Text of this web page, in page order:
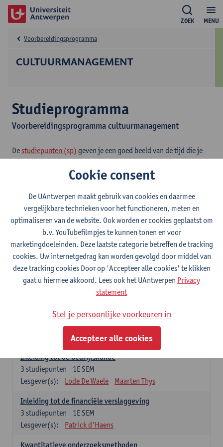
MENU
ZOEK
CULTUURMANAGEMENT
Voorbereidingsprogramma
Studieprogramma
Voorbereidingsprogramma cultuurmanagement
De studiepunten (sp) geven je een goed beeld van de tijd die je
studiepunt moet je rekenen op 25 tot 30 uren studeren, lessen
2026-
2025-
2026
2024-
2025
2023-
2024
2022-
2023
In academiejaar 2026-2027 bestaat het
Voorbereidingsprogramma Cultuurmanagement uit 12
studiepunten.
Verplichte opleidingsonderdelen (12
studiepunten)
Inleiding tot de bedrijfskunde
1E SEM
3 studiepunten
Lesgever(s):
Lode De Waele Maarten Thys
Inleiding tot de financiële verslaggeving
1E SEM
3 studiepunten
Lesgever(s):
Patrick d'Haens
Kwantitatieve onderzoeksmethoden
Cookie consent
De UAntwerpen maakt gebruik van cookies en daarmee
vergelijkbare technieken voor het functioneren, meten en
optimaliseren van de website. Ook worden er cookies geplaatst om
b.v. YouTubefilmpjes te kunnen tonen en voor
marketingdoeleinden. Deze laatste categorie betreffen de tracking
cookies. Uw internetgedrag kan worden gevolgd door middel van
deze tracking cookies Door op 'Accepteer alle cookies' te klikken
gaat u hiermee akkoord. Lees ook het UAntwerpen Privacy
statement
Stel je persoonlijke voorkeuren in
Accepteer alle cookies